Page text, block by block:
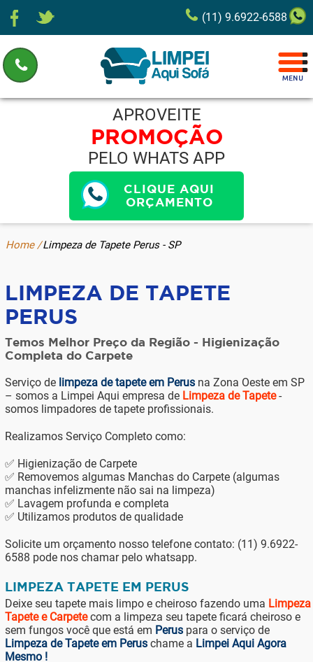
(11) 9.6922-6588
APROVEITE
PROMOÇÃO
PELO WHATS APP
CLIQUE AQUI
ORÇAMENTO
Home /Limpeza de Tapete Perus - SP
LIMPEZA DE TAPETE
PERUS
Temos Melhor Preço da Região - Higienização
Completa do Carpete
Serviço de limpeza de tapete em Perusna Zona Oeste em SP
– somos a Limpei Aqui empresa de Limpeza de Tapete-
somos limpadores de tapete profissionais.
Realizamos Serviço Completo como:
✅ Higienização de Carpete
✅ Removemos algumas Manchas do Carpete (algumas
manchas infelizmente não sai na limpeza)
✅ Lavagem profunda e completa
✅ Utilizamos produtos de qualidade
Solicite um orçamento nosso telefone contato: (11) 9.6922-
6588 pode nos chamar pelo whatsapp.
LIMPEZA TAPETE EM PERUS
Deixe seu tapete mais limpo e cheiroso fazendo uma Limpeza
Tapete e Carpetecom a limpeza seu tapete ficará cheiroso e
sem fungos você que está em Peruspara o serviço de
Limpeza de Tapete em Peruschame a Limpei Aqui Agora
Mesmo !